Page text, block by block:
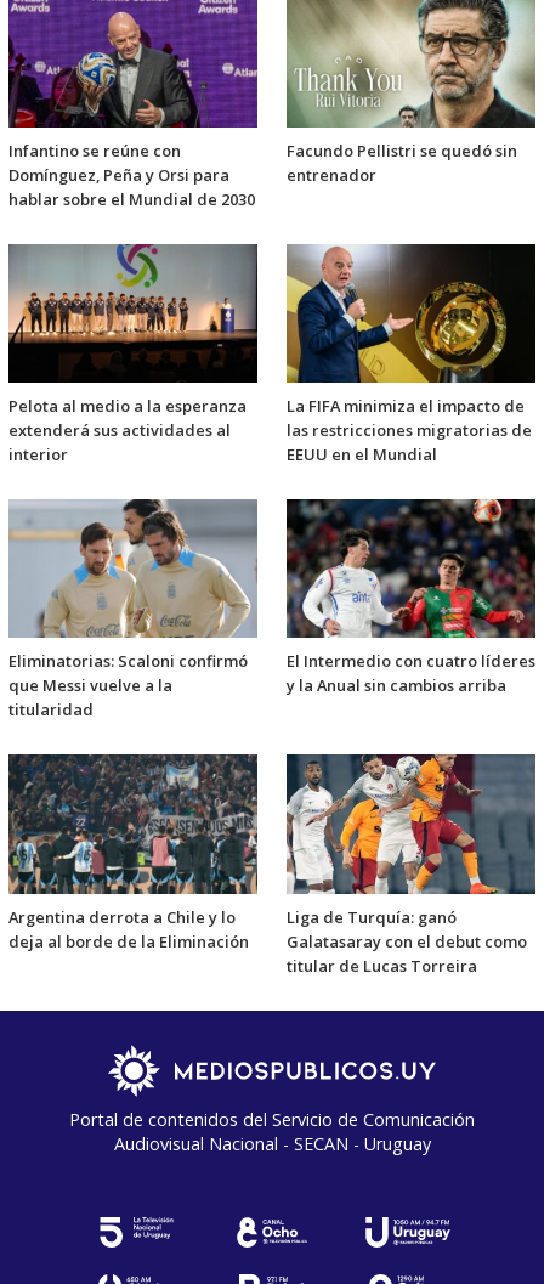
Infantino se reúne con
Domínguez, Peña y Orsi para
hablar sobre el Mundial de 2030
Facundo Pellistri se quedó sin
entrenador
Pelota al medio a la esperanza
extenderá sus actividades al
interior
La FIFA minimiza el impacto de
las restricciones migratorias de
EEUU en el Mundial
Eliminatorias: Scaloni confirmó
que Messi vuelve a la
titularidad
El Intermedio con cuatro líderes
y la Anual sin cambios arriba
Argentina derrota a Chile y lo
deja al borde de la Eliminación
Liga de Turquía: ganó
Galatasaray con el debut como
titular de Lucas Torreira
Portal de contenidos del Servicio de Comunicación
Audiovisual Nacional - SECAN - Uruguay